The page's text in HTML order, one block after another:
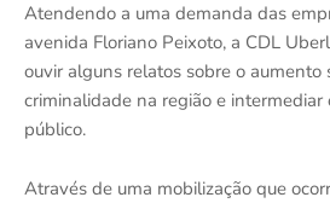
Atendendo a uma demanda das
avenida Floriano Peixoto, a CDL
ouvir alguns relatos sobre o aumento
criminalidade na região e
público.
Através de uma mobilização que